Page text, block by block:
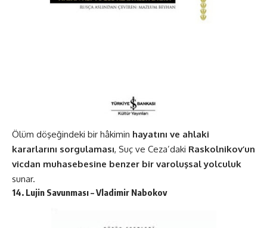
Ölüm döşeğindeki bir hâkimin hayatını ve ahlaki
kararlarını sorgulaması, Suç ve Ceza’daki Raskolnikov’un
vicdan muhasebesine benzer bir varoluşsal yolculuk
sunar​​.
14. Lujin Savunması – Vladimir Nabokov